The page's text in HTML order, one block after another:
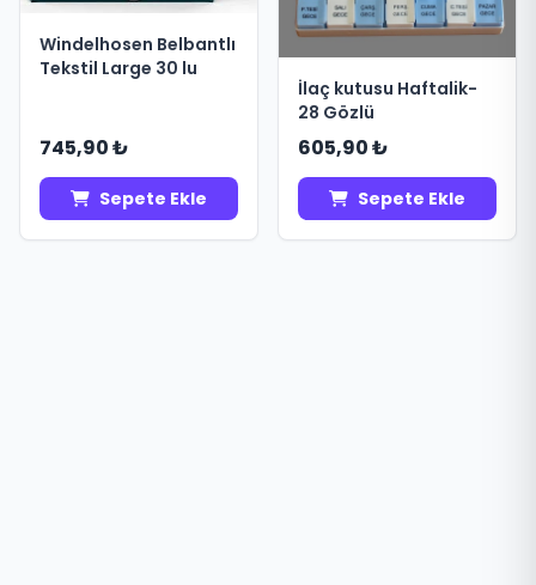
Windelhosen Belbantlı
Tekstil Large 30 lu
745,90 ₺
Sepete Ekle
İlaç kutusu Haftalik-
28 Gözlü
605,90 ₺
Sepete Ekle